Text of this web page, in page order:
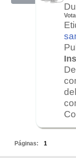
Páginas: 1